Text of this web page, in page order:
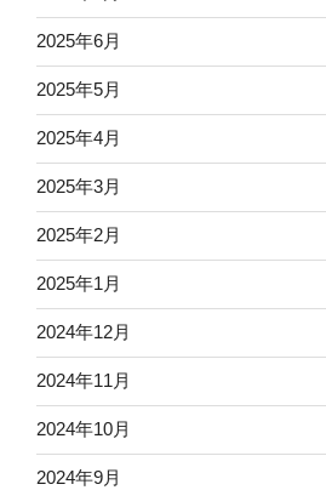
2025年6月
2025年5月
2025年4月
2025年3月
2025年2月
2025年1月
2024年12月
2024年11月
2024年10月
2024年9月